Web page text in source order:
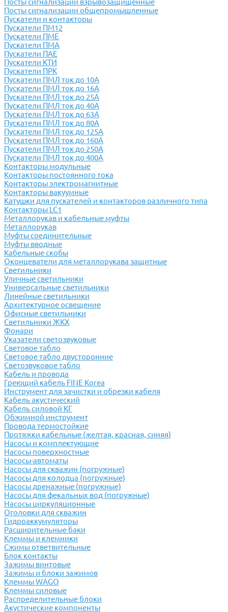
Посты сигнализации взрывозащищенные
Посты сигнализации общепромышленные
Пускатели и контакторы
Пускатели ПМ12
Пускатели ПМЕ
Пускатели ПМА
Пускатели ПАЕ
Пускатели КТИ
Пускатели ПРК
Пускатели ПМЛ ток до 10А
Пускатели ПМЛ ток до 16А
Пускатели ПМЛ ток до 25А
Пускатели ПМЛ ток до 40А
Пускатели ПМЛ ток до 63А
Пускатели ПМЛ ток до 80А
Пускатели ПМЛ ток до 125А
Пускатели ПМЛ ток до 160А
Пускатели ПМЛ ток до 250А
Пускатели ПМЛ ток до 400А
Контакторы модульные
Контакторы постоянного тока
Контакторы электромагнитные
Контакторы вакуумные
Катушки для пускателей и контакторов различного типа
Контакторы LC1
Металлорукав и кабельные муфты
Металлорукав
Муфты соединительные
Муфты вводные
Кабельные скобы
Оконцеватели для металлорукава защитные
Светильники
Уличные светильники
Универсальные светильники
Линейные светильники
Архитектурное освещение
Офисные светильники
Светильники ЖКХ
Фонари
Указатели светозвуковые
Световое табло
Световое табло двусторонние
Светозвуковое табло
Кабель и провода
Греющий кабель FINE Korea
Инструмент для зачистки и обрезки кабеля
Кабель акустический
Кабель силовой КГ
Обжимной инструмент
Провода термостойкие
Протяжки кабельные (желтая, красная, синяя)
Насосы и комплектующие
Насосы поверхностные
Насосы-автоматы
Насосы для скважин (погружные)
Насосы для колодца (погружные)
Насосы дренажные (погружные)
Насосы для фекальных вод (погружные)
Насосы циркуляционные
Оголовки для скважин
Гидроаккумуляторы
Расширительные баки
Клеммы и клемники
Cжимы ответвительные
Блок контакты
Зажимы винтовые
Зажимы и блоки зажимов
Клеммы WAGO
Клеммы силовые
Распределительные блоки
Акустические компоненты